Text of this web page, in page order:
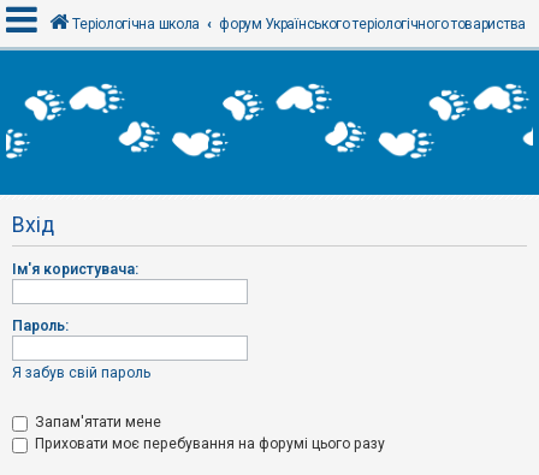
х
і
Р
є
т
р
а
і
Т
Теріологічна школа форум Українського теріологічного товариства
Вхід
Ім'я користувача:
Пароль:
Я забув свій пароль
Запам'ятати мене
Приховати моє перебування на форумі цього разу